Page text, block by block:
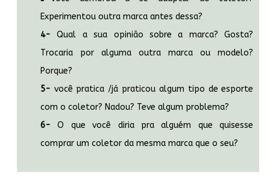
Experimentou outra marca antes dessa?
4- Qual a sua opinião sobre a marca? Gosta?
Trocaria por alguma outra marca ou modelo?
Porque?
5- você pratica /já praticou algum tipo de esporte
com o coletor? Nadou? Teve algum problema?
6- O que você diria pra alguém que quisesse
comprar um coletor da mesma marca que o seu?